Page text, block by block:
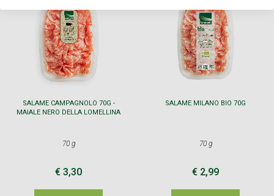
SALAME CAMPAGNOLO 70G -
MAIALE NERO DELLA LOMELLINA
70 g
€ 3,30
SALAME MILANO BIO 70G
70 g
€ 2,99